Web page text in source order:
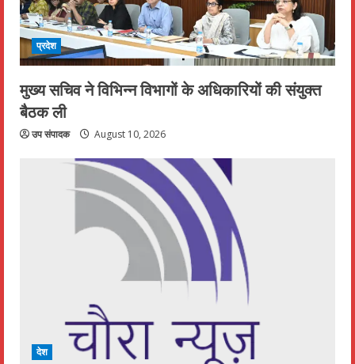
प्रदेश
मुख्य सचिव ने विभिन्न विभागों के अधिकारियों की संयुक्त
बैठक ली
उप संपादक August 10, 2026
देश